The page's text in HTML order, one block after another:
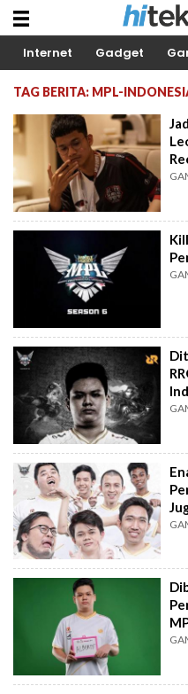
Internet Gadget
TAG BERITA: MPL-